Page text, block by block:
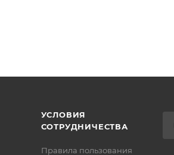
УСЛОВИЯ
СОТРУДНИЧЕСТВА
Правила пользования